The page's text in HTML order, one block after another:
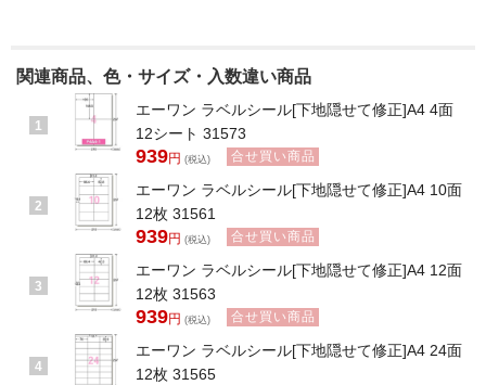
関連商品、色・サイズ・入数違い商品
1
エーワン ラベルシール[下地隠せて修正]A4 4面
12シート 31573
939円 (税込) 合せ買い商品
2
エーワン ラベルシール[下地隠せて修正]A4 10面
12枚 31561
939円 (税込) 合せ買い商品
3
エーワン ラベルシール[下地隠せて修正]A4 12面
12枚 31563
939円 (税込) 合せ買い商品
4
エーワン ラベルシール[下地隠せて修正]A4 24面
12枚 31565